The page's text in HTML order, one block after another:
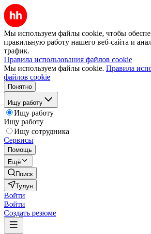
Мы используем файлы cookie, чтобы
правильную работу нашего веб-сайта и
трафик.
Правила использования файлов cookie
Мы используем файлы cookie. Правила
файлов cookie
Понятно
Ищу работу
Ищу работу
Ищу работу
Ищу сотрудника
Сервисы
Помощь
Ещё
Поиск
Тулун
Войти
Войти
Создать резюме